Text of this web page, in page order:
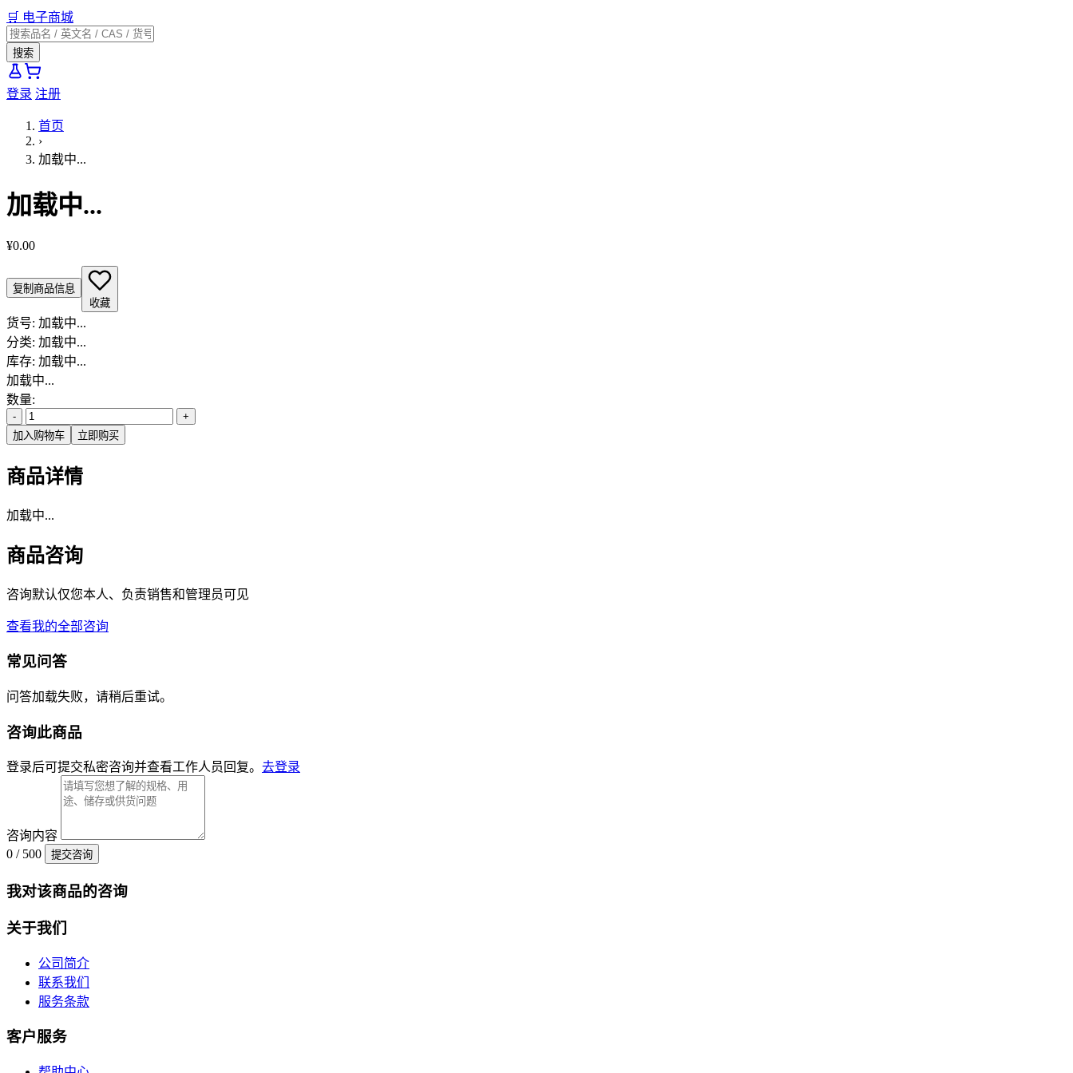
🛒 电子商城
搜索
登录 注册
首页
›
加载中...
加载中...
¥0.00
复制商品信息
收藏
货号: 加载中...
分类: 加载中...
库存: 加载中...
加载中...
数量:
-
+
加入购物车
立即购买
商品详情
加载中...
商品咨询
咨询默认仅您本人、负责销售和管理员可见
查看我的全部咨询
常见问答
问答加载失败，请稍后重试。
咨询此商品
登录后可提交私密咨询并查看工作人员回复。 去登录
咨询内容
0 / 500
提交咨询
我对该商品的咨询
关于我们
公司简介
联系我们
服务条款
客户服务